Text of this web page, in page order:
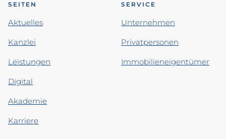
SEITEN
Aktuelles
Kanzlei
Leistungen
Digital
Akademie
Karriere
SERVICE
Unternehmen
Privatpersonen
Immobilieneigentümer